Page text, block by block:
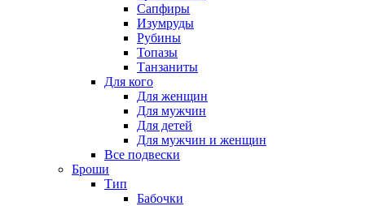
Сапфиры
Изумруды
Рубины
Топазы
Танзаниты
Для кого
Для женщин
Для мужчин
Для детей
Для мужчин и женщин
Все подвески
Броши
Тип
Бабочки